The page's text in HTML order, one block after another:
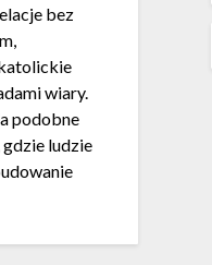
bez
wiary.
podobne
ludzie